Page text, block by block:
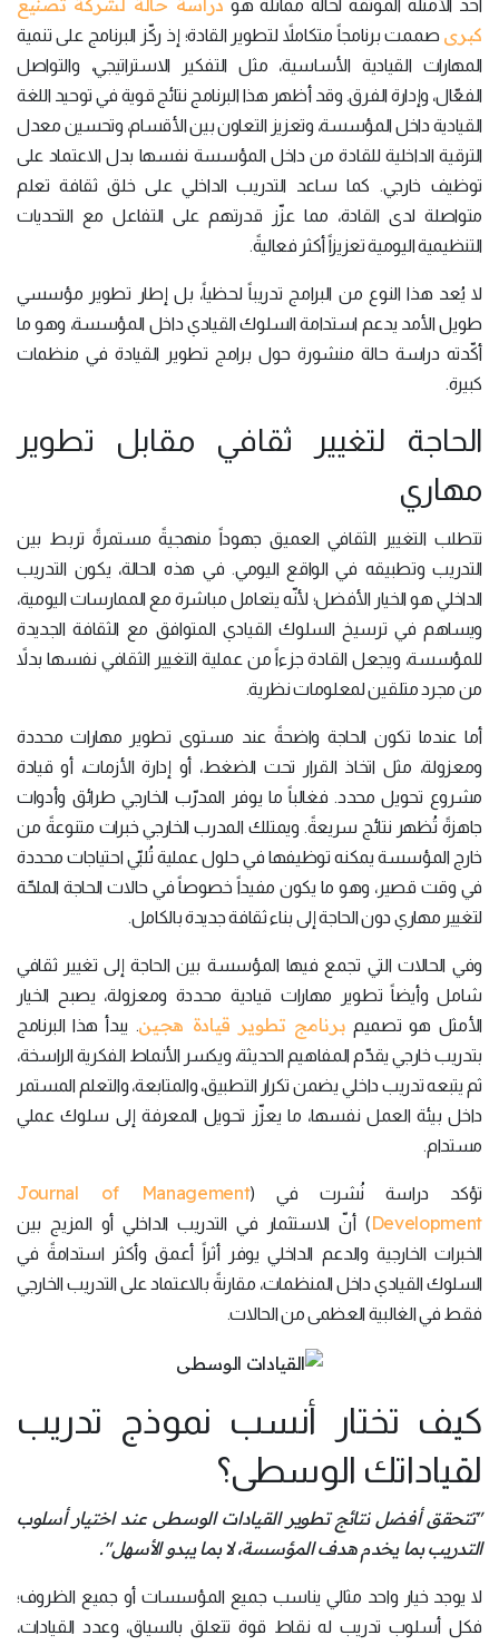
أحد الأمثلة الموثّقة لحالة مماثلة هو دراسة حالة لشركة تصنيع
كبرى صممت برنامجاً متكاملاً لتطوير القادة؛ إذ ركّز البرنامج على تنمية
المهارات القيادية الأساسية، مثل التفكير الاستراتيجي، والتواصل
الفعّال، وإدارة الفرق. وقد أظهر هذا البرنامج نتائج قوية في توحيد اللغة
القيادية داخل المؤسسة، وتعزيز التعاون بين الأقسام، وتحسين معدل
الترقية الداخلية للقادة من داخل المؤسسة نفسها بدل الاعتماد على
توظيف خارجي. كما ساعد التدريب الداخلي على خلق ثقافة تعلم
متواصلة لدى القادة، مما عزّز قدرتهم على التفاعل مع التحديات
التنظيمية اليومية تعزيزاً أكثر فعاليةً.
لا يُعد هذا النوع من البرامج تدريباً لحظياً، بل إطار تطوير مؤسسي
طويل الأمد يدعم استدامة السلوك القيادي داخل المؤسسة، وهو ما
أكّدته دراسة حالة منشورة حول برامج تطوير القيادة في منظمات
كبيرة.
الحاجة لتغيير ثقافي مقابل تطوير
مهاري
تتطلب التغيير الثقافي العميق جهوداً منهجيةً مستمرةً تربط بين
التدريب وتطبيقه في الواقع اليومي. في هذه الحالة، يكون التدريب
الداخلي هو الخيار الأفضل؛ لأنّه يتعامل مباشرة مع الممارسات اليومية،
ويساهم في ترسيخ السلوك القيادي المتوافق مع الثقافة الجديدة
للمؤسسة، ويجعل القادة جزءاً من عملية التغيير الثقافي نفسها بدلاً
من مجرد متلقين لمعلومات نظرية.
أما عندما تكون الحاجة واضحةً عند مستوى تطوير مهارات محددة
ومعزولة، مثل اتخاذ القرار تحت الضغط، أو إدارة الأزمات، أو قيادة
مشروع تحويل محدد. فغالباً ما يوفر المدرّب الخارجي طرائق وأدوات
جاهزةً تُظهر نتائج سريعةً. ويمتلك المدرب الخارجي خبرات متنوعةً من
خارج المؤسسة يمكنه توظيفها في حلول عملية تُلبّي احتياجات محددة
في وقت قصير، وهو ما يكون مفيداً خصوصاً في حالات الحاجة الملحّة
لتغيير مهاري دون الحاجة إلى بناء ثقافة جديدة بالكامل.
وفي الحالات التي تجمع فيها المؤسسة بين الحاجة إلى تغيير ثقافي
شامل وأيضاً تطوير مهارات قيادية محددة ومعزولة، يصبح الخيار
الأمثل هو تصميم برنامج تطوير قيادة هجين. يبدأ هذا البرنامج
بتدريب خارجي يقدّم المفاهيم الحديثة، ويكسر الأنماط الفكرية الراسخة،
ثم يتبعه تدريب داخلي يضمن تكرار التطبيق، والمتابعة، والتعلم المستمر
داخل بيئة العمل نفسها، ما يعزّز تحويل المعرفة إلى سلوك عملي
مستدام.
تؤكد دراسة نُشرت في (Journal of Management
Development) أنّ الاستثمار في التدريب الداخلي أو المزيج بين
الخبرات الخارجية والدعم الداخلي يوفر أثراً أعمق وأكثر استدامةً في
السلوك القيادي داخل المنظمات، مقارنةً بالاعتماد على التدريب الخارجي
فقط في الغالبية العظمى من الحالات.
كيف تختار أنسب نموذج تدريب
لقياداتك الوسطى؟
"تتحقق أفضل نتائج تطوير القيادات الوسطى عند اختيار أسلوب
التدريب بما يخدم هدف المؤسسة، لا بما يبدو الأسهل".
لا يوجد خيار واحد مثالي يناسب جميع المؤسسات أو جميع الظروف؛
فكل أسلوب تدريب له نقاط قوة تتعلق بالسياق، وعدد القيادات،